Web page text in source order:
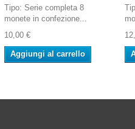
Tipo: Serie completa 8
monete in confezione...
10,00 €
Aggiungi al carrello